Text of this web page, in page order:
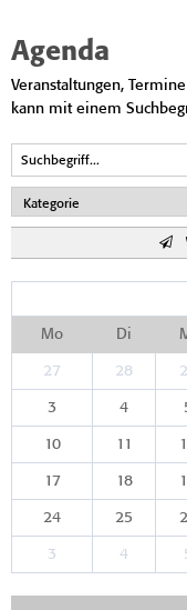
Agenda
Veranstaltungen,
kann mit einem
Mo Di
27 28
3 4
10 11
17 18
24 25
3 4